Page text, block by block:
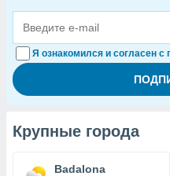
Я ознакомился и согласен с
Крупные города
Badalona